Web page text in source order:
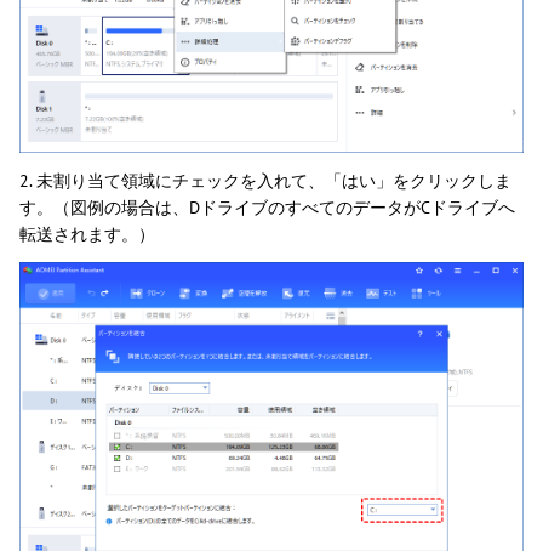
2. 未割り当て領域にチェックを入れて、「はい」をクリックしま
す。（図例の場合は、DドライブのすべてのデータがCドライブへ
転送されます。）